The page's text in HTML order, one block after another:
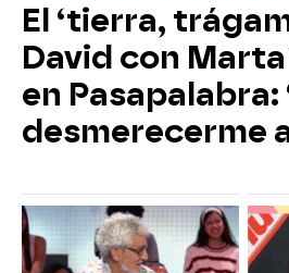
El ‘tierra,
David con
en Pasapalabra:
desmerecerme